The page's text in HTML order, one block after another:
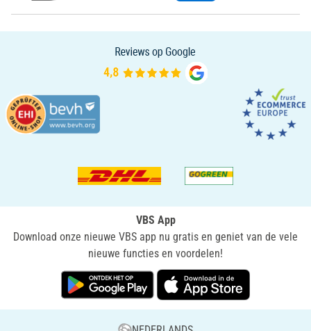
VBS App
Download onze nieuwe VBS app nu gratis en geniet van de vele
nieuwe functies en voordelen!